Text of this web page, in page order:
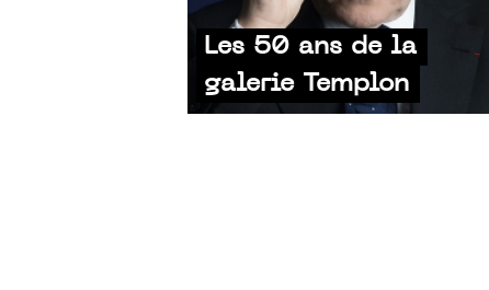
Les 50 ans de la
galerie Templon